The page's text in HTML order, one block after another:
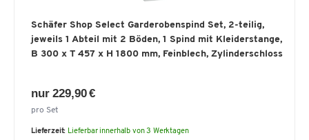
Schäfer Shop Select Garderobenspind Set, 2-teilig,
jeweils 1 Abteil mit 2 Böden, 1 Spind mit Kleiderstange,
B 300 x T 457 x H 1800 mm, Feinblech, Zylinderschloss
nur 229,90 €
pro Set
Lieferzeit: Lieferbar innerhalb von 3 Werktagen